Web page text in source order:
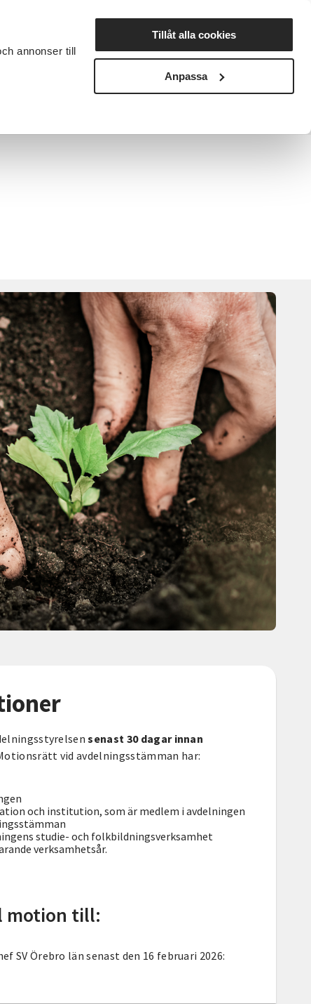
annonser till
Tillåt alla cookies
Anpassa
Nyheter Avdelningar
senast 30 dagar innan
vid avdelningsstämman har:
och institution, som är medlem i avdelningen
studie- och folkbildningsverksamhet
verksamhetsår.
motion till:
SV Örebro län senast den 16 februari 2026: